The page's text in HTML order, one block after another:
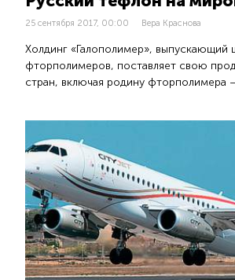
25 сентября 2017, 00:00 Вера Краснова
Холдинг «Галополимер», выпускающий
фторполимеров, поставляет свою
стран, включая родину